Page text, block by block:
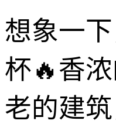
想象一
杯🔥香
老的建